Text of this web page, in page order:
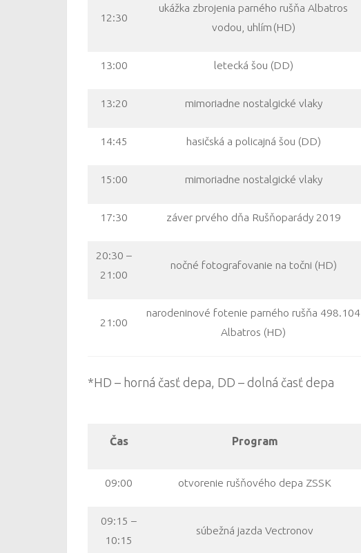
12:30
ukážka zbrojenia parného rušňa Albatros
vodou, uhlím (HD)
13:00 letecká šou (DD)
13:20 mimoriadne nostalgické vlaky
14:45 hasičská a policajná šou (DD)
15:00 mimoriadne nostalgické vlaky
17:30 záver prvého dňa Rušňoparády 2019
20:30 –
21:00
nočné fotografovanie na točni (HD)
21:00
narodeninové fotenie parného rušňa 498.104
Albatros (HD)
*HD – horná časť depa, DD – dolná časť depa
Čas Program
09:00 otvorenie rušňového depa ZSSK
09:15 –
10:15
súbežná jazda Vectronov